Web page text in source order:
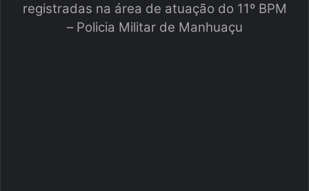
registradas na área de atuação do 11º BPM
– Policia Militar de Manhuaçu